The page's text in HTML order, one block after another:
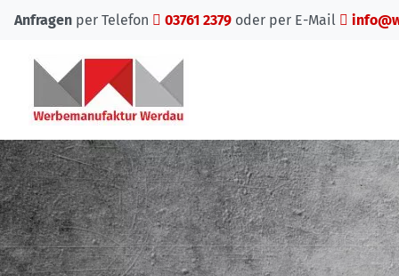
Anfragen per Telefon 03761 2379 oder per E-Mail